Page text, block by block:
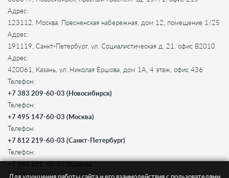
Адрес:
123112, Москва, Пресненская набережная, дом 12, помещение 1/25
Адрес:
191119, Санкт-Петербург, ул. Социалистическая д. 21, офис B2010
Адрес:
420061, Казань, ул. Николая Ершова, дом 1А, 4 этаж, офис 436
Телефон:
+7 383 209-60-03 (Новосибирск)
Телефон:
+7 495 147-60-03 (Москва)
Телефон:
+7 812 219-60-03 (Санкт-Петербург)
Телефон:
+7 843 291-60-03 (Казань)
Телефон: